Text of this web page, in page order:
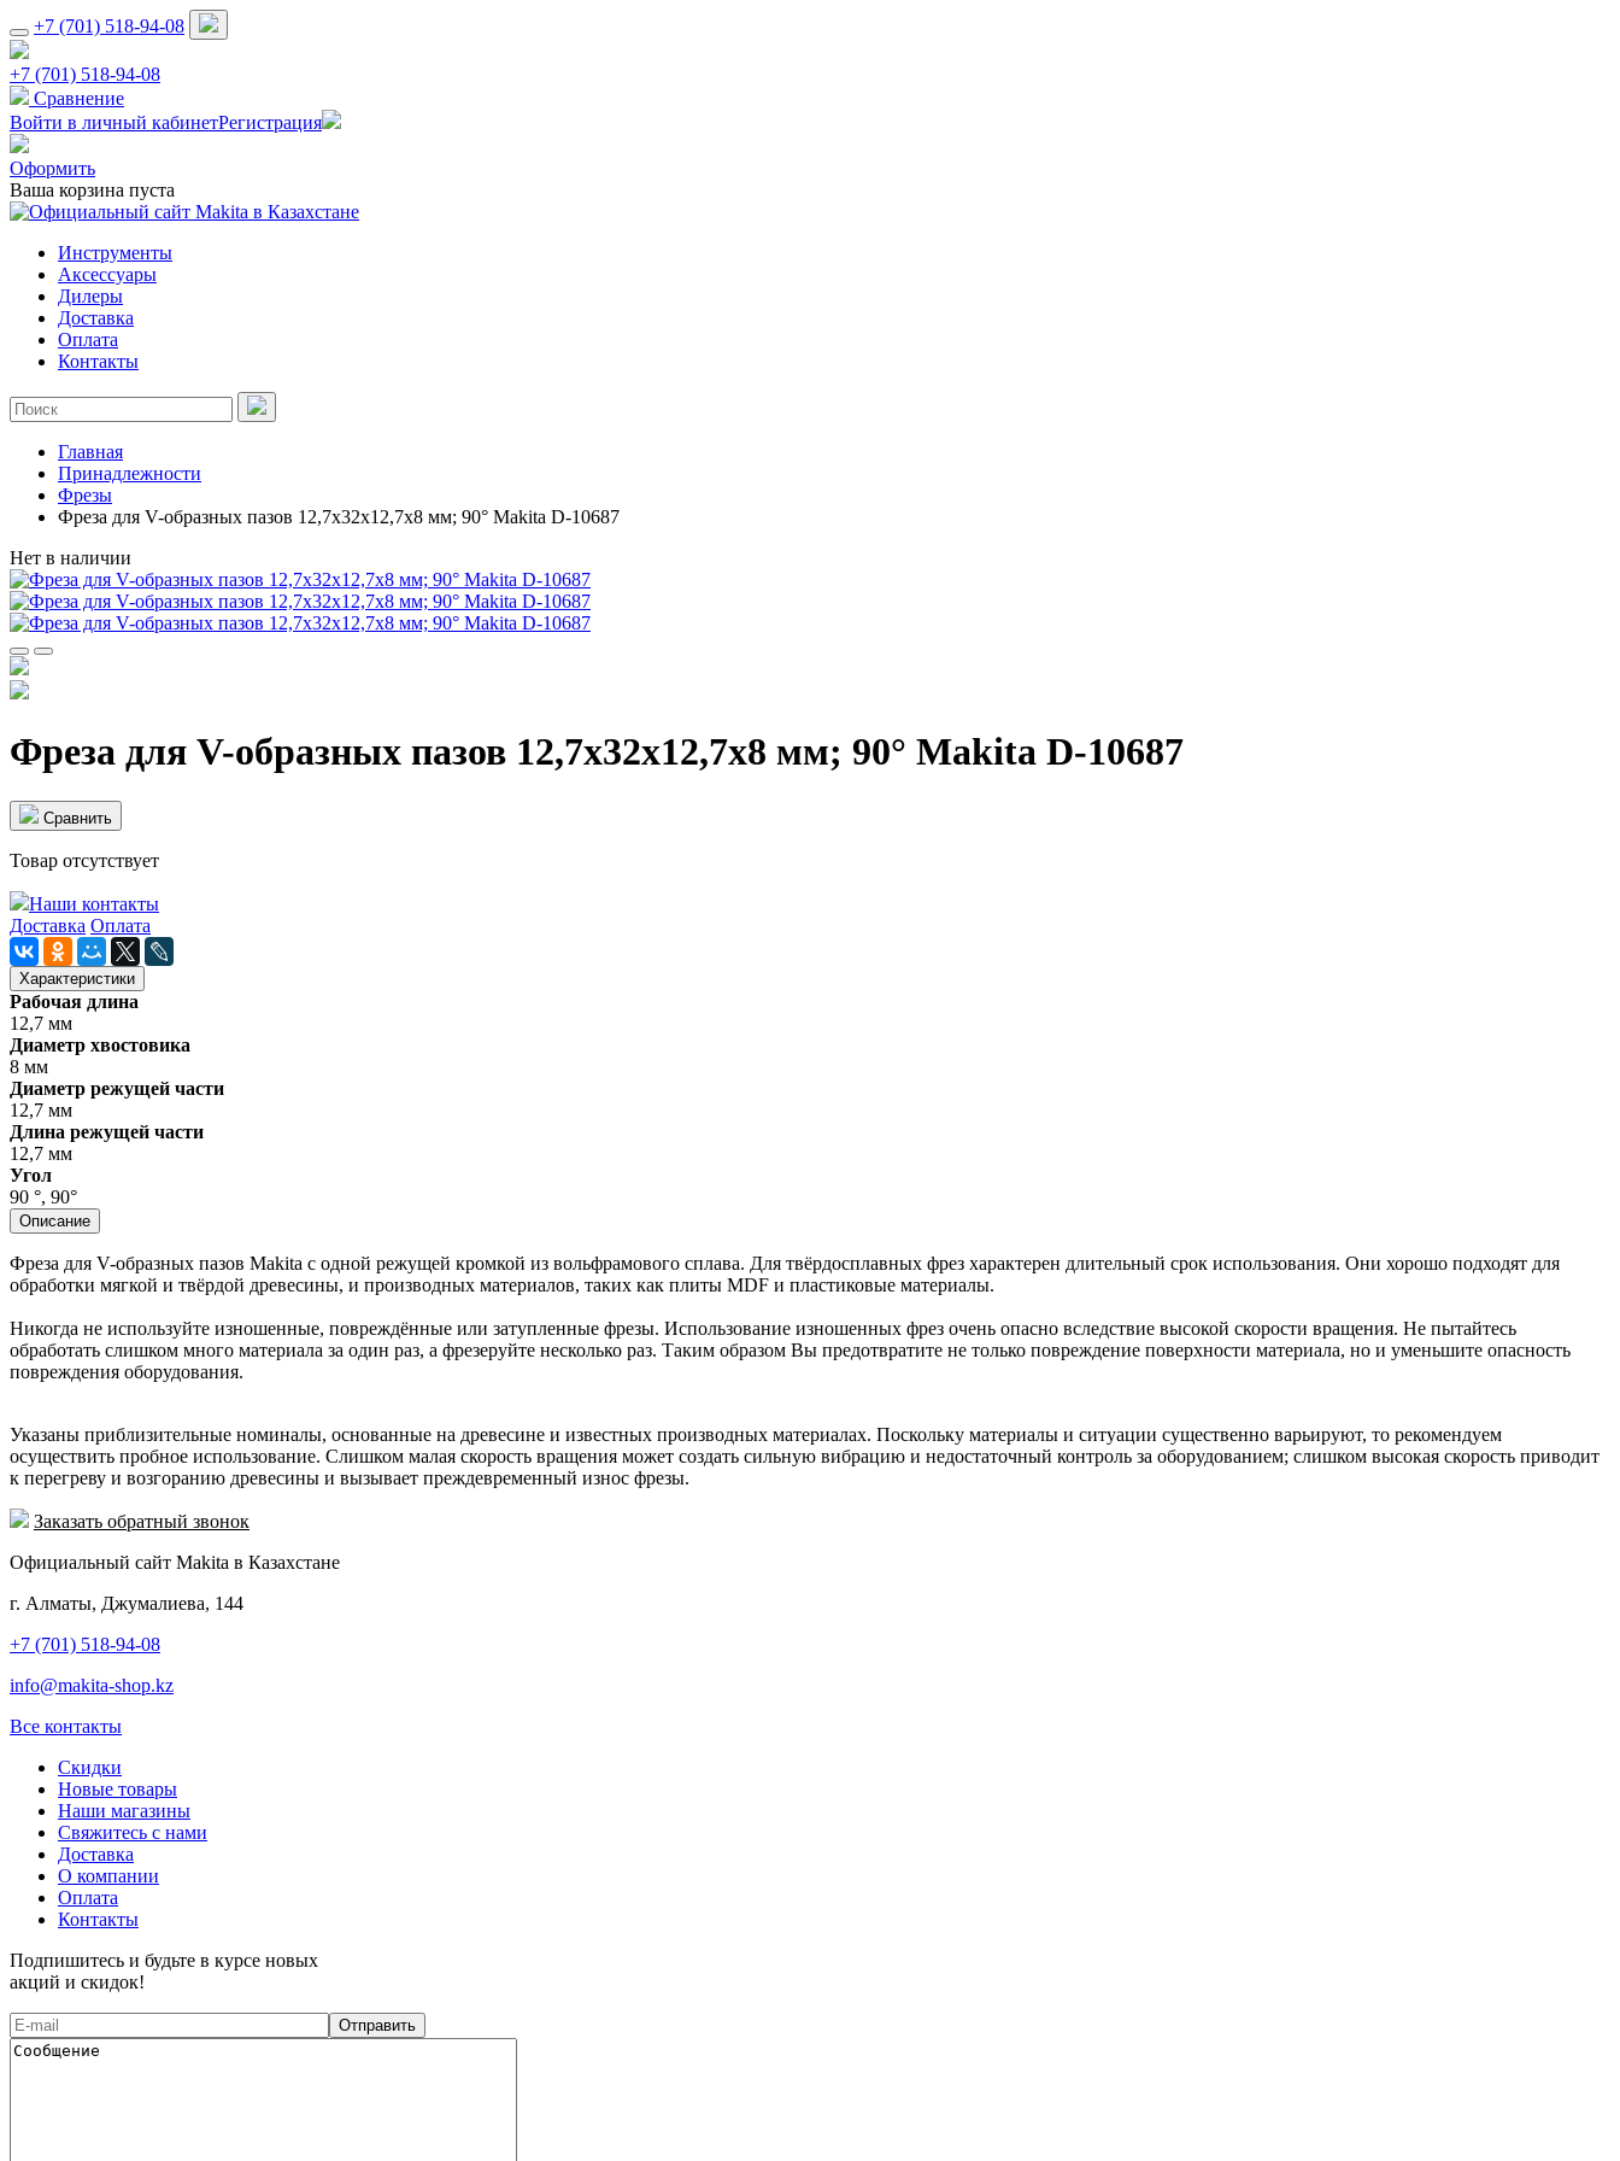
+7 (701) 518-94-08
+7 (701) 518-94-08
Сравнение
Войти в личный кабинетРегистрация
Оформить
Ваша корзина пуста
Инструменты
Аксессуары
Дилеры
Доставка
Оплата
Контакты
Главная
Принадлежности
Фрезы
Фреза для V-образных пазов 12,7х32х12,7х8 мм; 90° Makita D-10687
Нет в наличии
Фреза для V-образных пазов 12,7х32х12,7х8 мм; 90° Makita D-10687
Cравнить
Товар отсутствует
Наши контакты
Доставка Оплата
Характеристики
Рабочая длина
12,7 мм
Диаметр хвостовика
8 мм
Диаметр режущей части
12,7 мм
Длина режущей части
12,7 мм
Угол
90 °, 90°
Описание
Фреза для V-образных пазов Makita с одной режущей кромкой из вольфрамового сплава. Для твёрдосплавных фрез характерен длительный срок использования. Они хорошо подходят для
обработки мягкой и твёрдой древесины, и производных материалов, таких как плиты MDF и пластиковые материалы.
Никогда не используйте изношенные, повреждённые или затупленные фрезы. Использование изношенных фрез очень опасно вследствие высокой скорости вращения. Не пытайтесь
обработать слишком много материала за один раз, а фрезеруйте несколько раз. Таким образом Вы предотвратите не только повреждение поверхности материала, но и уменьшите опасность
повреждения оборудования.
Указаны приблизительные номиналы, основанные на древесине и известных производных материалах. Поскольку материалы и ситуации существенно варьируют, то рекомендуем
осуществить пробное использование. Слишком малая скорость вращения может создать сильную вибрацию и недостаточный контроль за оборудованием; слишком высокая скорость приводит
к перегреву и возгоранию древесины и вызывает преждевременный износ фрезы.
Заказать обратный звонок
Официальный сайт Makita в Казахстане
г. Алматы, Джумалиева, 144
+7 (701) 518-94-08
info@makita-shop.kz
Все контакты
Скидки
Новые товары
Наши магазины
Свяжитесь с нами
Доставка
О компании
Оплата
Контакты
Подпишитесь и будьте в курсе новых
акций и скидок!
Отправить